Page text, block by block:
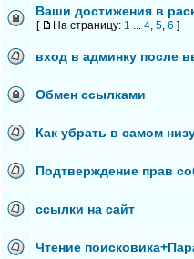
Ваши достижения в
[ На страницу: 1 ... 4, 5, 6 ]
вход в админку после
Обмен ссылками
Как убрать в самом
Подтверждение прав
ссылки на сайт
Чтение